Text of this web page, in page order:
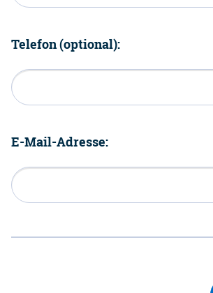
Telefon (optional):
E-Mail-Adresse: